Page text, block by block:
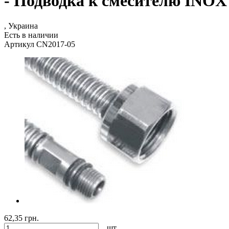
, Украина
Есть в наличии
Артикул CN2017-05
62,35 грн.